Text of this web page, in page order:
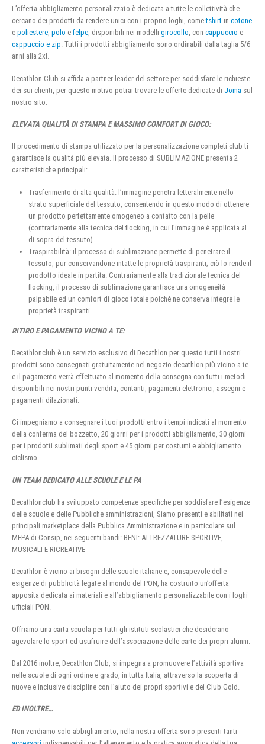
L’offerta abbigliamento personalizzato è dedicata a tutte le collettività che
cercano dei prodotti da rendere unici con i proprio loghi, cometshirt in cotone
e poliestere, polo e felpe, disponibili nei modelli girocollo, con cappuccio e
cappuccio e zip. Tutti i prodotti abbigliamento sono ordinabili dalla taglia 5/6
anni alla 2xl.
Decathlon Club si affida a partner leader del settore per soddisfare le richieste
dei sui clienti, per questo motivo potrai trovare le offerte dedicate di Joma sul
nostro sito.
ELEVATA QUALITÀ DI STAMPA E MASSIMO COMFORT DI GIOCO:
Il procedimento di stampa utilizzato per la personalizzazione completi club ti
garantisce la qualità più elevata. Il processo di SUBLIMAZIONE presenta 2
caratteristiche principali:
Trasferimento di alta qualità: l’immagine penetra letteralmente nello
strato superficiale del tessuto, consentendo in questo modo di ottenere
un prodotto perfettamente omogeneo a contatto con la pelle
(contrariamente alla tecnica del flocking, in cui l’immagine è applicata al
di sopra del tessuto).
Traspirabilità: il processo di sublimazione permette di penetrare il
tessuto, pur conservandone intatte le proprietà traspiranti; ciò lo rende il
prodotto ideale in partita. Contrariamente alla tradizionale tecnica del
flocking, il processo di sublimazione garantisce una omogeneità
palpabile ed un comfort di gioco totale poiché ne conserva integre le
proprietà traspiranti.
RITIRO E PAGAMENTO VICINO A TE:
Decathlonclub è un servizio esclusivo di Decathlon per questo tutti i nostri
prodotti sono consegnati gratuitamente nel negozio decathlon più vicino a te
e il pagamento verrà effettuato al momento della consegna con tutti i metodi
disponibili nei nostri punti vendita, contanti, pagamenti elettronici, assegni e
pagamenti dilazionati.
Ci impegniamo a consegnare i tuoi prodotti entro i tempi indicati al momento
della conferma del bozzetto, 20 giorni per i prodotti abbigliamento, 30 giorni
per i prodotti sublimati degli sport e 45 giorni per costumi e abbigliamento
ciclismo.
UN TEAM DEDICATO ALLE SCUOLE E LE PA
Decathlonclub ha sviluppato competenze specifiche per soddisfare l’esigenze
delle scuole e delle Pubbliche amministrazioni, Siamo presenti e abilitati nei
principali marketplace della Pubblica Amministrazione e in particolare sul
MEPA di Consip, nei seguenti bandi: BENI: ATTREZZATURE SPORTIVE,
MUSICALI E RICREATIVE
Decathlon è vicino ai bisogni delle scuole italiane e, consapevole delle
esigenze di pubblicità legate al mondo del PON, ha costruito un’offerta
apposita dedicata ai materiali e all’abbigliamento personalizzabile con i loghi
ufficiali PON.
Offriamo una carta scuola per tutti gli istituti scolastici che desiderano
agevolare lo sport ed usufruire dell’associazione delle carte dei propri alunni.
Dal 2016 inoltre, Decathlon Club, si impegna a promuovere l’attività sportiva
nelle scuole di ogni ordine e grado, in tutta Italia, attraverso la scoperta di
nuove e inclusive discipline con l’aiuto dei propri sportivi e dei Club Gold.
ED INOLTRE…
Non vendiamo solo abbigliamento, nella nostra offerta sono presenti tanti